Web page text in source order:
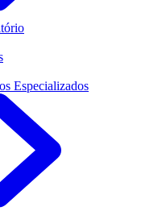
Especializados